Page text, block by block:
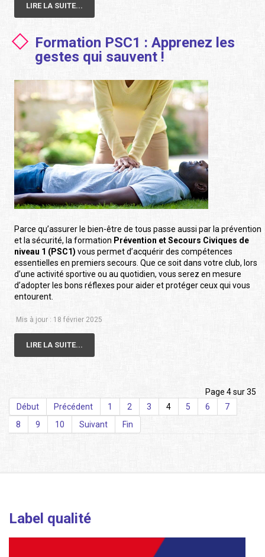
LIRE LA SUITE...
Formation PSC1 : Apprenez les
gestes qui sauvent !
Parce qu’assurer le bien-être de tous passe aussi par la prévention
et la sécurité, la formation Prévention et Secours Civiques de
niveau 1 (PSC1) vous permet d’acquérir des compétences
essentielles en premiers secours. Que ce soit dans votre club, lors
d’une activité sportive ou au quotidien, vous serez en mesure
d’adopter les bons réflexes pour aider et protéger ceux qui vous
entourent.
Mis à jour : 18 février 2025
LIRE LA SUITE...
Page 4 sur 35
Début
Précédent 1 2 3 4 5 6
7
8
9 10 Suivant Fin
Label qualité